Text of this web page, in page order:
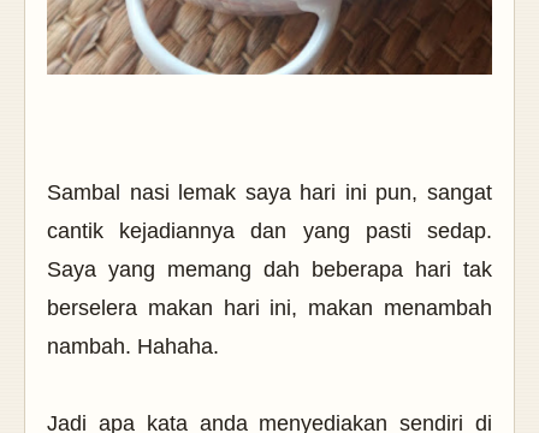
Sambal nasi lemak saya hari ini pun, sangat
cantik kejadiannya dan yang pasti sedap.
Saya yang memang dah beberapa hari tak
berselera makan hari ini, makan menambah
nambah. Hahaha.
Jadi apa kata anda menyediakan sendiri di